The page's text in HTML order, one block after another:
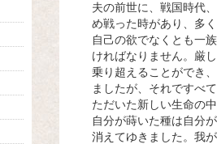
夫の前世に、戦国時代
め戦った時があり、多
自己の欲でなくとも一
ければなりません。厳
乗り超えることができ
ましたが、それですべ
ただいた新しい生命の
自分が蒔いた種は自分
消えてゆきました。我